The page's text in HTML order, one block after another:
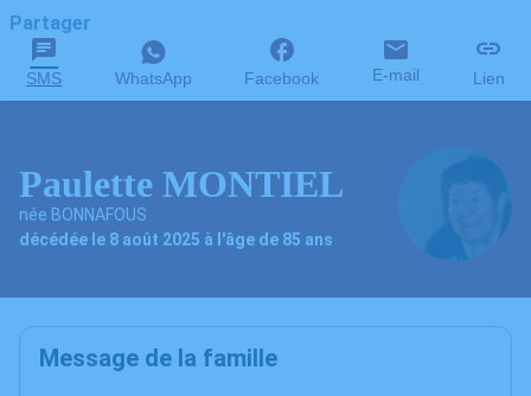
Partager
SMS WhatsApp Facebook E-mail Lien
Paulette MONTIEL
née BONNAFOUS
décédée le 8 août 2025 à l'âge de 85 ans
Message de la famille